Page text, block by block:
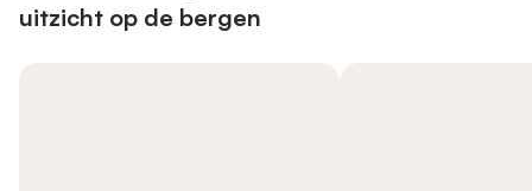
uitzicht op de bergen